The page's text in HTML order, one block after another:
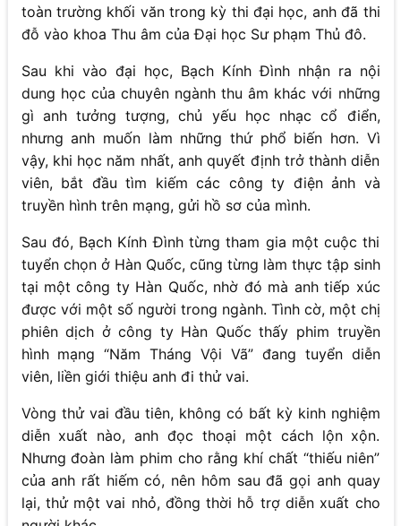
toàn trường khối văn trong kỳ thi đại học, anh đã thi
đỗ vào khoa Thu âm của Đại học Sư phạm Thủ đô.
Sau khi vào đại học, Bạch Kính Đình nhận ra nội
dung học của chuyên ngành thu âm khác với những
gì anh tưởng tượng, chủ yếu học nhạc cổ điển,
nhưng anh muốn làm những thứ phổ biến hơn. Vì
vậy, khi học năm nhất, anh quyết định trở thành diễn
viên, bắt đầu tìm kiếm các công ty điện ảnh và
truyền hình trên mạng, gửi hồ sơ của mình.
Sau đó, Bạch Kính Đình từng tham gia một cuộc thi
tuyển chọn ở Hàn Quốc, cũng từng làm thực tập sinh
tại một công ty Hàn Quốc, nhờ đó mà anh tiếp xúc
được với một số người trong ngành. Tình cờ, một chị
phiên dịch ở công ty Hàn Quốc thấy phim truyền
hình mạng “Năm Tháng Vội Vã” đang tuyển diễn
viên, liền giới thiệu anh đi thử vai.
Vòng thử vai đầu tiên, không có bất kỳ kinh nghiệm
diễn xuất nào, anh đọc thoại một cách lộn xộn.
Nhưng đoàn làm phim cho rằng khí chất “thiếu niên”
của anh rất hiếm có, nên hôm sau đã gọi anh quay
lại, thử một vai nhỏ, đồng thời hỗ trợ diễn xuất cho